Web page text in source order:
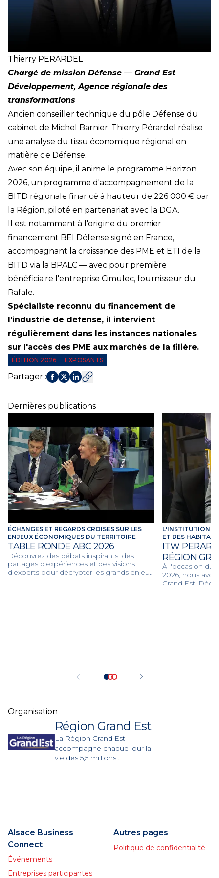
Thierry PERARDEL
Chargé de mission Défense — Grand Est
Développement, Agence régionale des
transformations
Ancien conseiller technique du pôle Défense du
cabinet de Michel Barnier, Thierry Pérardel réalise
une analyse du tissu économique régional en
matière de Défense.
Avec son équipe, il anime le programme Horizon
2026, un programme d'accompagnement de la
BITD régionale financé à hauteur de 226 000 € par
la Région, piloté en partenariat avec la DGA.
Il est notamment à l'origine du premier
financement BEI Défense signé en France,
accompagnant la croissance des PME et ETI de la
BITD via la BPALC — avec pour première
bénéficiaire l'entreprise Cimulec, fournisseur du
Rafale.
Spécialiste reconnu du financement de
l'industrie de défense, il intervient
régulièrement dans les instances nationales
sur l'accès des PME aux marchés de la filière.
ÉDITION 2026 EXPOSANTS
Partager :
Dernières publications
ÉCHANGES ET REGARDS CROISÉS SUR LES
ENJEUX ÉCONOMIQUES DU TERRITOIRE
TABLE RONDE ABC 2026
Découvrez des débats inspirants, des
partages d'expériences et des visions
d'experts pour décrypter les grands enjeux
L'INSTITUTION
ET DES
ITW
RÉGION
À l'occasion
2026, nous
Grand Est.
Organisation
Région Grand Est
La Région Grand Est
accompagne chaque jour la
vie des 5,5 millions
Alsace Business
Connect
Événements
Entreprises participantes
Autres pages
Politique de confidentialité